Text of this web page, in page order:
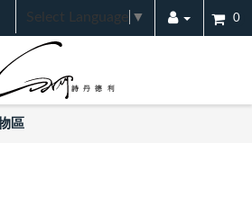
Select Language ▼ 0
區